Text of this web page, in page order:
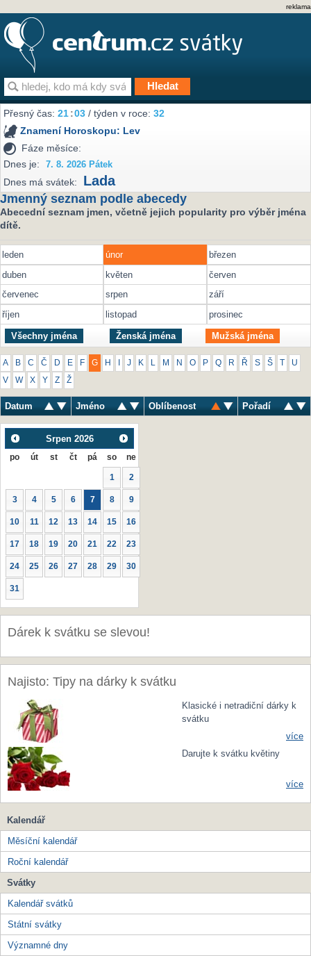
reklama
Přesný čas:21:03 / týden v roce:32
Znamení Horoskopu: Lev
Fáze měsíce:
Dnes je:
7. 8. 2026 Pátek
Dnes má svátek: Lada
Jmenný seznam podle abecedy
Abecední seznam jmen, včetně jejich popularity pro výběr jména
dítě.
leden únor
březen
duben
květen
červen
červenec
srpen
září
říjen
listopad prosinec
Všechny jména Ženská jména Mužská jména
A B C Č D E F G H J K M N O P Q R Ř S Š U
V W X Y Z Ž
Datum Jméno Oblíbenost Pořadí
Srpen 2026
po út st čt pá so ne
1 2
3 4 5 6 7 8 9
10 11 12 13 14 15 16
17 18 19 20 21 22 23
24 25 26 27 28 29 30
31
Dárek k svátku se slevou!
Najisto: Tipy na dárky k svátku
Klasické i netradiční dárky k
svátku
více
Darujte k svátku květiny
více
Kalendář
Měsíční kalendář
Roční kalendář
Svátky
Kalendář svátků
Státní svátky
Významné dny